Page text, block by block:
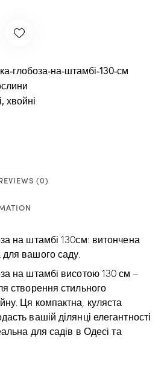
глобоза-на-штамбі-130-см
,хвойні
(0)
на штамбі 130см: витончена
вашого саду.
на штамбі висотою 130 см –
створення стильного
Ця компактна, куляста
вашій ділянці елегантності
для садів в Одесі та